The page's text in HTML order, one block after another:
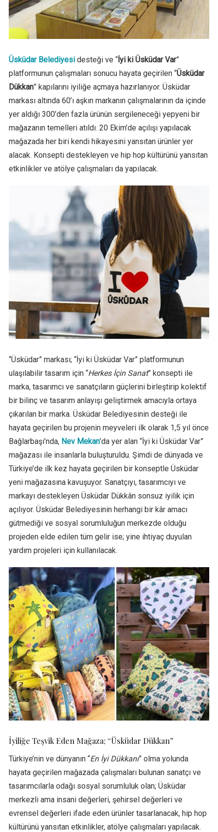
Üsküdar Belediyesidesteği ve “İyi ki Üsküdar Var”
platformunun çalışmaları sonucu hayata geçirilen “Üsküdar
Dükkan” kapılarını iyiliğe açmaya hazırlanıyor. Üsküdar
markası altında 60’ı aşkın markanın çalışmalarının da içinde
yer aldığı 300’den fazla ürünün sergileneceği yepyeni bir
mağazanın temelleri atıldı. 20 Ekim’de açılışı yapılacak
mağazada her biri kendi hikayesini yansıtan ürünler yer
alacak. Konsepti destekleyen ve hip hop kültürünü yansıtan
etkinlikler ve atölye çalışmaları da yapılacak.
“Üsküdar” markası; “İyi ki Üsküdar Var” platformunun
ulaşılabilir tasarım için “Herkes İçin Sanat” konsepti ile
marka, tasarımcı ve sanatçıların güçlerini birleştirip kolektif
bir bilinç ve tasarım anlayışı geliştirmek amacıyla ortaya
çıkarılan bir marka. Üsküdar Belediyesinin desteği ile
hayata geçirilen bu projenin meyveleri ilk olarak 1,5 yıl önce
Bağlarbaşı’nda, Nev Mekan’da yer alan “İyi ki Üsküdar Var”
mağazası ile insanlarla buluşturuldu. Şimdi de dünyada ve
Türkiye’de ilk kez hayata geçirilen bir konseptle Üsküdar
yeni mağazasına kavuşuyor. Sanatçıyı, tasarımcıyı ve
markayı destekleyen Üsküdar Dükkân sonsuz iyilik için
açılıyor. Üsküdar Belediyesinin herhangi bir kâr amacı
gütmediği ve sosyal sorumluluğun merkezde olduğu
projeden elde edilen tüm gelir ise; yine ihtiyaç duyulan
yardım projeleri için kullanılacak.
İyiliğe Teşvik Eden Mağaza; “Üsküdar Dükkan”
Türkiye’nin ve dünyanın “En İyi Dükkanı” olma yolunda
hayata geçirilen mağazada çalışmaları bulunan sanatçı ve
tasarımcılarla odağı sosyal sorumluluk olan; Üsküdar
merkezli ama insani değerleri, şehirsel değerleri ve
evrensel değerleri ifade eden ürünler tasarlanacak, hip hop
kültürünü yansıtan etkinlikler, atölye çalışmaları yapılacak.